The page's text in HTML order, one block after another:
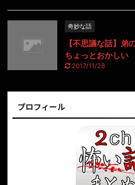
奇妙な話
【不思議な話】弟
ちょっとおかしい
2017/11/28
プロフィール